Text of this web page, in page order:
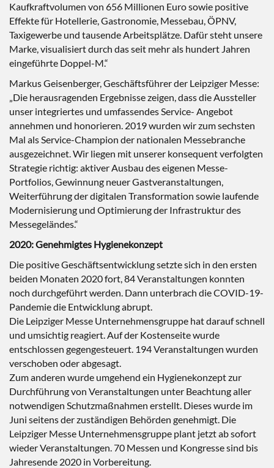
Kaufkraftvolumen von 656 Millionen Euro sowie positive
Effekte für Hotellerie, Gastronomie, Messebau, ÖPNV,
Taxigewerbe und tausende Arbeitsplätze. Dafür steht unsere
Marke, visualisiert durch das seit mehr als hundert Jahren
eingeführte Doppel-M.“
Markus Geisenberger, Geschäftsführer der Leipziger Messe:
„Die herausragenden Ergebnisse zeigen, dass die Aussteller
unser integriertes und umfassendes Service- Angebot
annehmen und honorieren. 2019 wurden wir zum sechsten
Mal als Service-Champion der nationalen Messebranche
ausgezeichnet. Wir liegen mit unserer konsequent verfolgten
Strategie richtig: aktiver Ausbau des eigenen Messe-
Portfolios, Gewinnung neuer Gastveranstaltungen,
Weiterführung der digitalen Transformation sowie laufende
Modernisierung und Optimierung der Infrastruktur des
Messegeländes.“
2020: Genehmigtes Hygienekonzept
Die positive Geschäftsentwicklung setzte sich in den ersten
beiden Monaten 2020 fort, 84 Veranstaltungen konnten
noch durchgeführt werden. Dann unterbrach die COVID-19-
Pandemie die Entwicklung abrupt.
Die Leipziger Messe Unternehmensgruppe hat darauf schnell
und umsichtig reagiert. Auf der Kostenseite wurde
entschlossen gegengesteuert. 194 Veranstaltungen wurden
verschoben oder abgesagt.
Zum anderen wurde umgehend ein Hygienekonzept zur
Durchführung von Veranstaltungen unter Beachtung aller
notwendigen Schutzmaßnahmen erstellt. Dieses wurde im
Juni seitens der zuständigen Behörden genehmigt. Die
Leipziger Messe Unternehmensgruppe plant jetzt ab sofort
wieder Veranstaltungen. 70 Messen und Kongresse sind bis
Jahresende 2020 in Vorbereitung.